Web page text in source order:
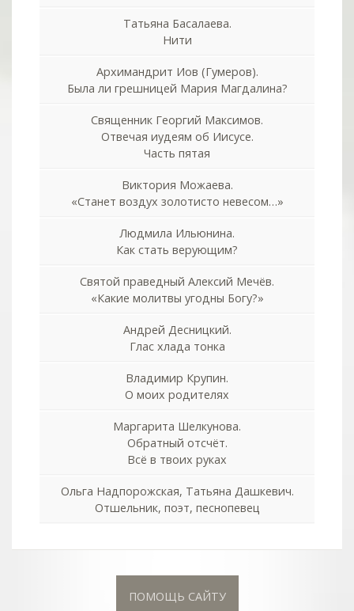
Татьяна Басалаева.
Нити
Архимандрит Иов (Гумеров).
Была ли грешницей Мария Магдалина?
Священник Георгий Максимов.
Отвечая иудеям об Иисусе.
Часть пятая
Виктория Можаева.
«Станет воздух золотисто невесом…»
Людмила Ильюнина.
Как стать верующим?
Святой праведный Алексий Мечёв.
«Какие молитвы угодны Богу?»
Андрей Десницкий.
Глас хлада тонка
Владимир Крупин.
О моих родителях
Маргарита Шелкунова.
Обратный отсчёт.
Всё в твоих руках
Ольга Надпорожская, Татьяна Дашкевич.
Отшельник, поэт, песнопевец
ПОМОЩЬ САЙТУ